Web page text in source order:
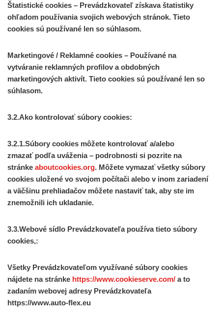
Štatistické cookies – Prevádzkovateľ získava štatistiky
ohľadom používania svojich webových stránok. Tieto
cookies sú používané len so súhlasom.
Marketingové / Reklamné cookies – Používané na
vytváranie reklamných profilov a obdobných
marketingových aktivít. Tieto cookies sú používané len so
súhlasom.
3.2.Ako kontrolovať súbory cookies:
3.2.1.Súbory cookies môžete kontrolovať a/alebo
zmazaťpodľa uváženia – podrobnosti si pozrite na
stránke aboutcookies.org. Môžete vymazať všetky súbory
cookies uložené vo svojom počítači alebo v inom zariadení
a väčšinu prehliadačov môžete nastaviť tak, aby ste im
znemožnili ich ukladanie.
3.3.Webové sídlo Prevádzkovateľa používa tieto súbory
cookies,:
Všetky Prevádzkovateľom využívané súbory cookies
nájdete na stránke https://www.cookieserve.com/ a to
zadaním webovej adresy Prevádzkovateľa
https://www.auto-flex.eu